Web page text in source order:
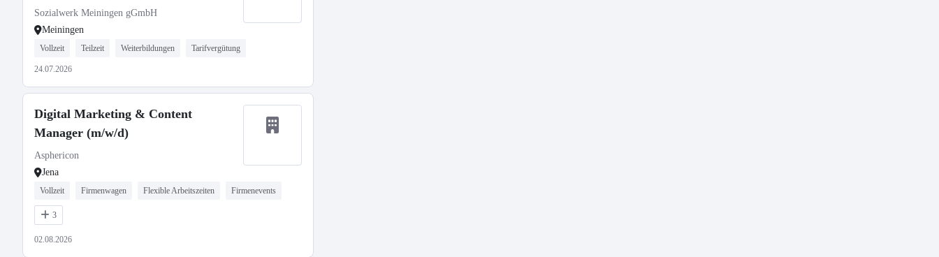
Sozialwerk Meiningen gGmbH
Meiningen
Vollzeit Teilzeit Weiterbildungen Tarifvergütung
24.07.2026
Digital Marketing & Content
Manager (m/w/d)
Asphericon
Jena
Vollzeit Firmenwagen Flexible Arbeitszeiten Firmenevents
3
02.08.2026